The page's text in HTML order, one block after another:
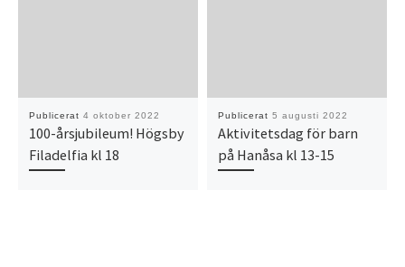
Publicerat 4 oktober 2022
100-årsjubileum! Högsby
Filadelfia kl 18
Publicerat 5 augusti 2022
Aktivitetsdag för barn
på Hanåsa kl 13-15